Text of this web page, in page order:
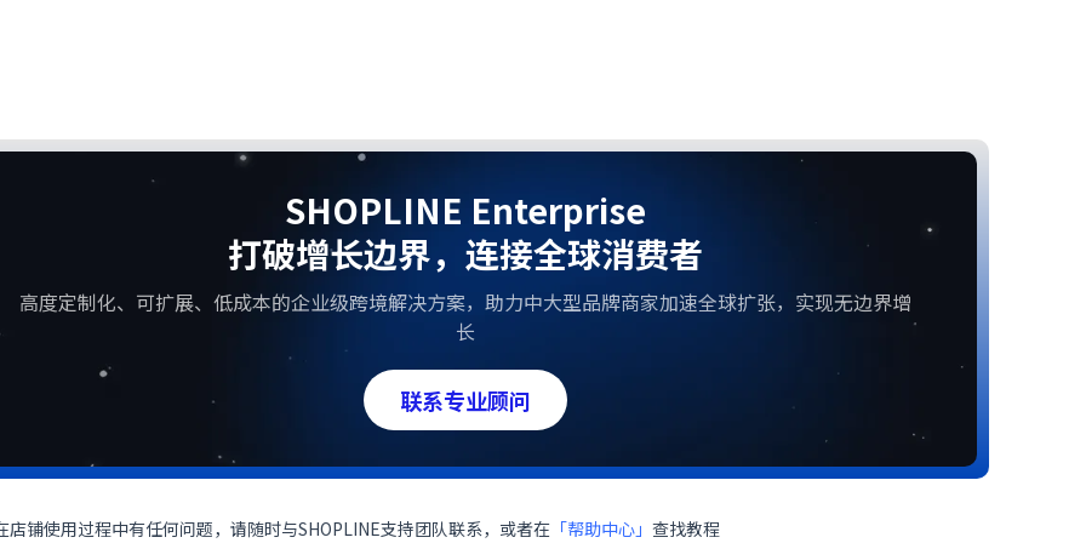
SHOPLINE Enterprise
打破增长边界，连接全球消费者
高度定制化、可扩展、低成本的企业级跨境解决方案，助力中大型品牌商家加速全球扩张，实现无边界增
长
联系专业顾问
店铺使用过程中有任何问题，请随时与SHOPLINE支持团队联系，或者在「帮助中心」 查找教程